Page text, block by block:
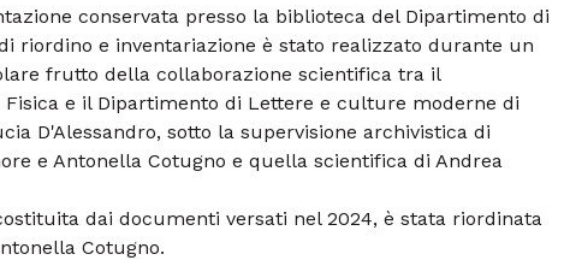
conservata presso la biblioteca del Dipartimento di
riordino e inventariazione è stato realizzato durante un
frutto della collaborazione scientifica tra il
e il Dipartimento di Lettere e culture moderne di
D'Alessandro, sotto la supervisione archivistica di
e Antonella Cotugno e quella scientifica di Andrea
dai documenti versati nel 2024, è stata riordinata
Cotugno.